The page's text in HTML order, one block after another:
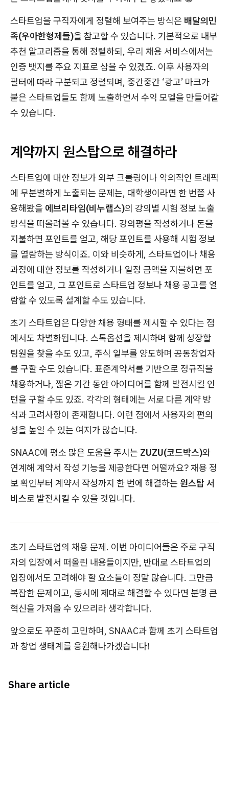
스타트업을 구직자에게 정렬해 보여주는 방식은 배달의민
족(우아한형제들)을 참고할 수 있습니다. 기본적으로 내부
추천 알고리즘을 통해 정렬하되, 우리 채용 서비스에서는
인증 뱃지를 주요 지표로 삼을 수 있겠죠. 이후 사용자의
필터에 따라 구분되고 정렬되며, 중간중간 ‘광고’ 마크가
붙은 스타트업들도 함께 노출하면서 수익 모델을 만들어갈
수 있습니다.
계약까지 원스탑으로 해결하라
스타트업에 대한 정보가 외부 크롤링이나 악의적인 트래픽
에 무분별하게 노출되는 문제는, 대학생이라면 한 번쯤 사
용해봤을 에브리타임(비누랩스)의 강의별 시험 정보 노출
방식을 떠올려볼 수 있습니다. 강의평을 작성하거나 돈을
지불하면 포인트를 얻고, 해당 포인트를 사용해 시험 정보
를 열람하는 방식이죠. 이와 비슷하게, 스타트업이나 채용
과정에 대한 정보를 작성하거나 일정 금액을 지불하면 포
인트를 얻고, 그 포인트로 스타트업 정보나 채용 공고를 열
람할 수 있도록 설계할 수도 있습니다.
초기 스타트업은 다양한 채용 형태를 제시할 수 있다는 점
에서도 차별화됩니다. 스톡옵션을 제시하며 함께 성장할
팀원을 찾을 수도 있고, 주식 일부를 양도하며 공동창업자
를 구할 수도 있습니다. 표준계약서를 기반으로 정규직을
채용하거나, 짧은 기간 동안 아이디어를 함께 발전시킬 인
턴을 구할 수도 있죠. 각각의 형태에는 서로 다른 계약 방
식과 고려사항이 존재합니다. 이런 점에서 사용자의 편의
성을 높일 수 있는 여지가 많습니다.
SNAAC에 평소 많은 도움을 주시는 ZUZU(코드박스)와
연계해 계약서 작성 기능을 제공한다면 어떨까요? 채용 정
보 확인부터 계약서 작성까지 한 번에 해결하는 원스탑 서
비스로 발전시킬 수 있을 것입니다.
초기 스타트업의 채용 문제. 이번 아이디어들은 주로 구직
자의 입장에서 떠올린 내용들이지만, 반대로 스타트업의
입장에서도 고려해야 할 요소들이 정말 많습니다. 그만큼
복잡한 문제이고, 동시에 제대로 해결할 수 있다면 분명 큰
혁신을 가져올 수 있으리라 생각합니다.
앞으로도 꾸준히 고민하며, SNAAC과 함께 초기 스타트업
과 창업 생태계를 응원해나가겠습니다!
Share article